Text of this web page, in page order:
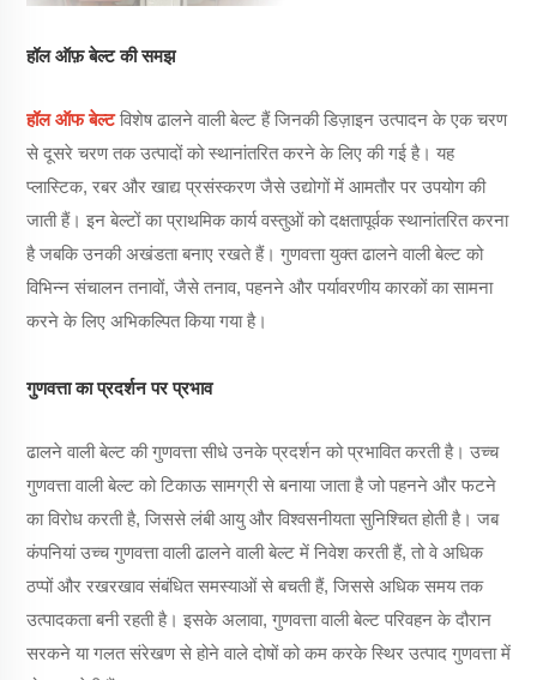
हॉल ऑफ़ बेल्ट की समझ
हॉल ऑफ बेल्टविशेष ढालने वाली बेल्ट हैं जिनकी डिज़ाइन उत्पादन के एक चरण
से दूसरे चरण तक उत्पादों को स्थानांतरित करने के लिए की गई है। यह
प्लास्टिक, रबर और खाद्य प्रसंस्करण जैसे उद्योगों में आमतौर पर उपयोग की
जाती हैं। इन बेल्टों का प्राथमिक कार्य वस्तुओं को दक्षतापूर्वक स्थानांतरित करना
है जबकि उनकी अखंडता बनाए रखते हैं। गुणवत्ता युक्त ढालने वाली बेल्ट को
विभिन्न संचालन तनावों, जैसे तनाव, पहनने और पर्यावरणीय कारकों का सामना
करने के लिए अभिकल्पित किया गया है।
गुणवत्ता का प्रदर्शन पर प्रभाव
ढालने वाली बेल्ट की गुणवत्ता सीधे उनके प्रदर्शन को प्रभावित करती है। उच्च
गुणवत्ता वाली बेल्ट को टिकाऊ सामग्री से बनाया जाता है जो पहनने और फटने
का विरोध करती है, जिससे लंबी आयु और विश्वसनीयता सुनिश्चित होती है। जब
कंपनियां उच्च गुणवत्ता वाली ढालने वाली बेल्ट में निवेश करती हैं, तो वे अधिक
ठप्पों और रखरखाव संबंधित समस्याओं से बचती हैं, जिससे अधिक समय तक
उत्पादकता बनी रहती है। इसके अलावा, गुणवत्ता वाली बेल्ट परिवहन के दौरान
सरकने या गलत संरेखण से होने वाले दोषों को कम करके स्थिर उत्पाद गुणवत्ता में